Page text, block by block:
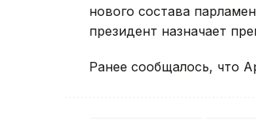
нового состава
президент назначает
Ранее сообщалось, что